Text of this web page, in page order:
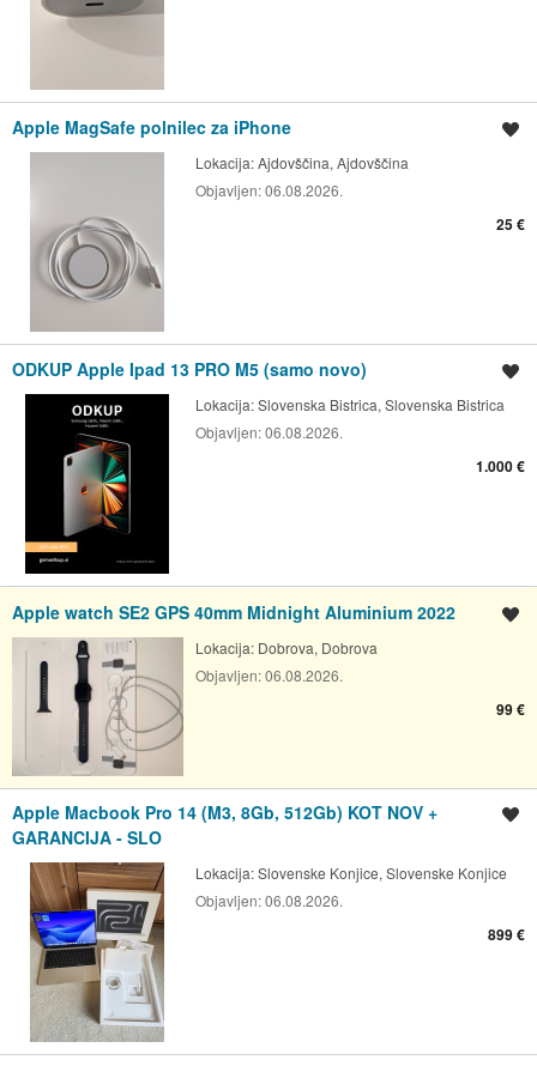
Apple MagSafe polnilec za iPhone
Lokacija:Ajdovščina, Ajdovščina
Objavljen:06.08.2026.
25 €
ODKUP Apple Ipad 13 PRO M5 (samo novo)
Lokacija:Slovenska Bistrica, Slovenska Bistrica
Objavljen:06.08.2026.
1.000 €
Apple watch SE2 GPS 40mm Midnight Aluminium 2022
Lokacija: Dobrova, Dobrova
Objavljen:06.08.2026.
99 €
Apple Macbook Pro 14 (M3, 8Gb, 512Gb) KOT NOV +
GARANCIJA - SLO
Lokacija:Slovenske Konjice, Slovenske Konjice
Objavljen:06.08.2026.
899 €